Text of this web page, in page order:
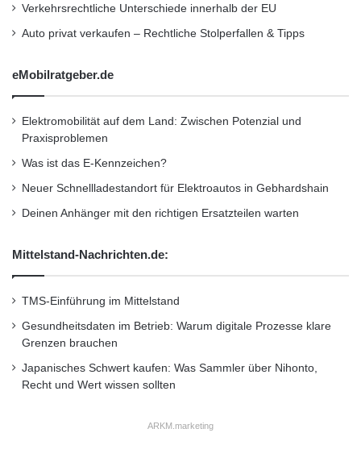
Verkehrsrechtliche Unterschiede innerhalb der EU
Auto privat verkaufen – Rechtliche Stolperfallen & Tipps
eMobilratgeber.de
Elektromobilität auf dem Land: Zwischen Potenzial und
Praxisproblemen
Was ist das E-Kennzeichen?
Neuer Schnellladestandort für Elektroautos in Gebhardshain
Deinen Anhänger mit den richtigen Ersatzteilen warten
Mittelstand-Nachrichten.de:
TMS-Einführung im Mittelstand
Gesundheitsdaten im Betrieb: Warum digitale Prozesse klare
Grenzen brauchen
Japanisches Schwert kaufen: Was Sammler über Nihonto,
Recht und Wert wissen sollten
ARKM.marketing